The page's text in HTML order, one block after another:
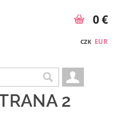
CZK EUR
0 €
2